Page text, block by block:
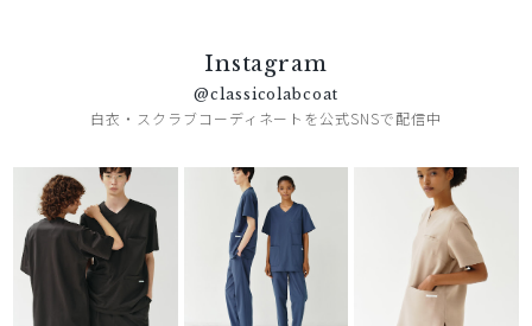
Instagram
@classicolabcoat
白衣・スクラブコーディネートを公式SNSで配信中